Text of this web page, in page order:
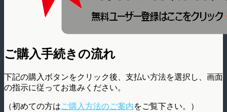
ご購入手続きの流れ
下記の購入ボタンをクリック後、支払い方法を選択し、画面
の指示に従ってお進みください。
（初めての方はご購入方法のご案内をご覧下さい。）